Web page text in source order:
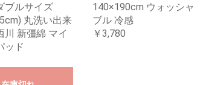
ブルサイズ
丸洗い出来
川 新彊綿 マイ
ッド
140×190cm ウォッシャ
ブル 冷感
￥3,780